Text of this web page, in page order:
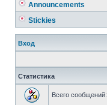
Announcements
Stickies
Вход
Статистика
Всего сообщений: